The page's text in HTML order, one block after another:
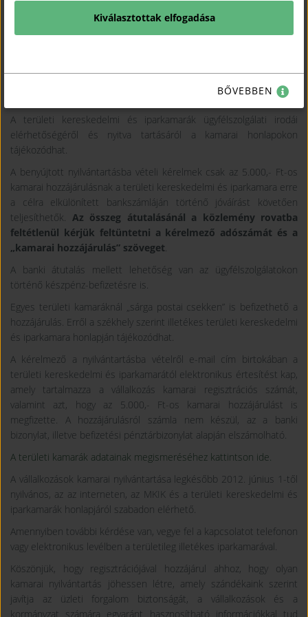
Az adatlap kötelező és önkéntesen megadható adatokból áll, a
Az adatlap kitöltését szintén a honlapokon elérhető
kitöltési
A területi kereskedelmi és iparkamarák ügyfélszolgálati irodái
elérhetőségéről és nyitva tartásáról a kamarai honlapokon
tájékozódhat.
A benyújtott nyilvántartásba vételi kérelmek csak az 5.000,- Ft-os
kamarai hozzájárulásnak a területi kereskedelmi és iparkamara erre
a célra elkülönített bankszámláján történő jóváírást követően
teljesíthetők. Az összeg átutalásánál a közlemény rovatba
feltétlenül kérjük feltüntetni a kérelmező adószámát és a
„kamarai hozzájárulás” szöveget.
A banki átutalás mellett lehetőség van az ügyfélszolgálatokon
történő készpénz-befizetésre is.
Egyes területi kamaráknál „sárga postai csekken” is befizethető a
hozzájárulás. Erről a székhely szerint illetékes területi kereskedelmi
és iparkamara honlapján tájékozódhat.
A kérelmező a nyilvántartásba vételről e-mail cím birtokában a
területi kereskedelmi és iparkamarától elektronikus értesítést kap,
amely tartalmazza a vállalkozás kamarai regisztrációs számát,
valamint azt, hogy az 5.000,- Ft-os kamarai hozzájárulást is
megfizette. A hozzájárulásról számla nem készül, az a banki
bizonylat, illetve befizetési pénztárbizonylat alapján elszámolható.
A területi kamarák adatainak megismeréséhez kattintson ide.
A vállalkozások kamarai nyilvántartása legkésőbb 2012. június 1-től
nyilvános, az az interneten, az MKIK és a területi kereskedelmi és
iparkamarák honlapjáról szabadon elérhető.
Amennyiben további kérdése van, vegye fel a kapcsolatot telefonon
vagy elektronikus levélben a területileg illetékes iparkamarával.
Köszönjük, hogy regisztrációjával hozzájárul ahhoz, hogy olyan
kamarai nyilvántartás jöhessen létre, amely szándékaink szerint
javítja az üzleti forgalom biztonságát, a vállalkozások és a
kormányzat számára egyaránt hasznosítható információkkal tud
Kiválasztottak elfogadása
BŐVEBBEN